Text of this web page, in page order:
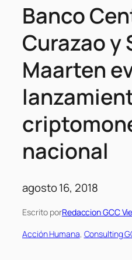
Banco
Curazao y
Maarten
nacional
agosto 16, 2018
Escrito porRedaccion GCC
Acción Humana, Consulting